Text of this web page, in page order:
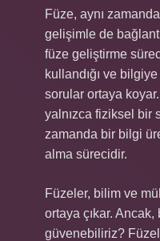
Füze, aynı
gelişimle de
füze geliştirme
kullandığı ve
sorular ortaya
yalnızca fiziksel bir
zamanda bir bilgi
alma sürecidir.
Füzeler, bilim ve
ortaya çıkar.
güvenebiliriz?